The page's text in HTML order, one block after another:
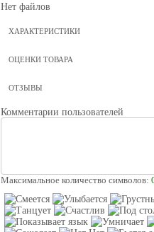
Нет файлов
ХАРАКТЕРИСТИКИ
ОЦЕНКИ ТОВАРА
ОТЗЫВЫ
Комментарии пользователей
Максимальное количество символов: